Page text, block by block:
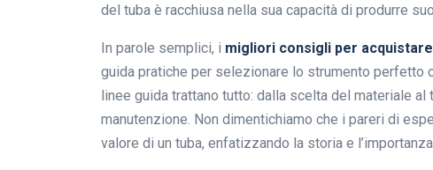
del tuba è racchiusa nella sua capacità di produrre
In parole semplici, i migliori consigli per
guida pratiche per selezionare lo strumento
linee guida trattano tutto: dalla scelta del materiale
manutenzione. Non dimentichiamo che i pareri di
valore di un tuba, enfatizzando la storia e